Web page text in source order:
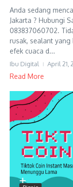
Anda sedang
Jakarta ? Hubungi
083837060702.
rusak, sealant yang
efek cuaca d...
Ibu Digital April 21,
Read More